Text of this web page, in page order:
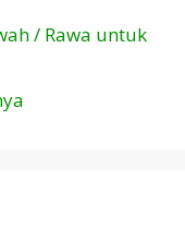
/ Rawa untuk